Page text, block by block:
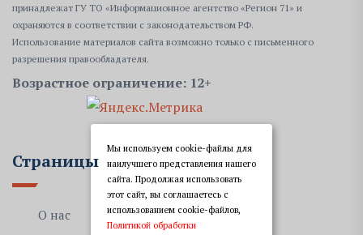
принадлежат ГУ ТО «Информационное агентство «Регион 71» и
охраняются в соответствии с законодательством РФ.
Использование материалов сайта возможно только с письменного
разрешения правообладателя.
Возрастное ограничение: 12+
Страницы
О нас
Мы используем cookie-файлы для
наилучшего представления нашего
сайта. Продолжая использовать
этот сайт, вы соглашаетесь с
использованием cookie-файлов,
Политикой обработки